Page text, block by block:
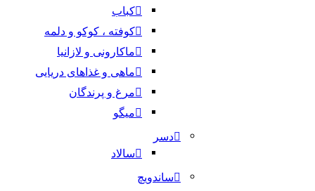
کباب
کوفته ، کوکو و دلمه
ماکارونی و لازانیا
ماهی و غذاهای دریایی
مرغ و پرندگان
میگو
دسر
سالاد
ساندویچ